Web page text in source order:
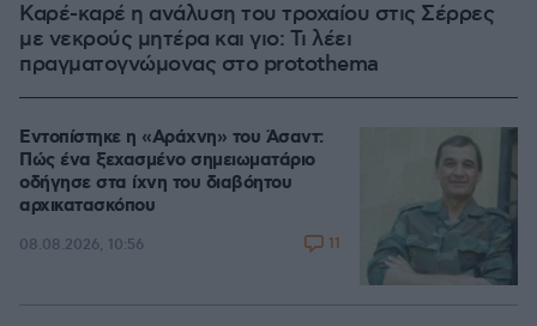
Καρέ-καρέ η ανάλυση του τροχαίου στις Σέρρες
με νεκρούς μητέρα και γιο: Τι λέει
πραγματογνώμονας στο protothema
Εντοπίστηκε η «Αράχνη» του Άσαντ:
Πώς ένα ξεχασμένο σημειωματάριο
οδήγησε στα ίχνη του διαβόητου
αρχικατασκόπου
08.08.2026, 10:56 11